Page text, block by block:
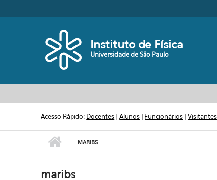
Instituto de Física
Universidade de São Paulo
Acesso Rápido: Docentes |Alunos | Funcionários |Visitantes
MARIBS
maribs